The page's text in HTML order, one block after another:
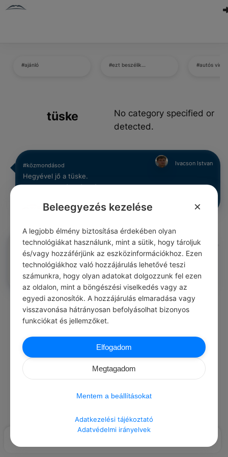
#ajánló #ezt beszélik… #autós
tüske
No category specified or
detected.
#közmondásod Ivacson Istvan
Hegyével jő a tüske.
0 0 0
#közmondásod Norman Imre
Szép a rózsa, jó illatu, bökős a tüskéje.
0 0 0 269
Load More Posts
Beleegyezés kezelése ×
A legjobb élmény biztosítása érdekében olyan
technológiákat használunk, mint a sütik, hogy tároljuk
és/vagy hozzáférjünk az eszközinformációkhoz. Ezen
technológiákhoz való hozzájárulás lehetővé teszi
számunkra, hogy olyan adatokat dolgozzunk fel ezen
az oldalon, mint a böngészési viselkedés vagy az
egyedi azonosítók. A hozzájárulás elmaradása vagy
visszavonása hátrányosan befolyásolhat bizonyos
funkciókat és jellemzőket.
Elfogadom
Megtagadom
Mentem a beállításokat
Adatkezelési tájékoztató
Adatvédelmi irányelvek